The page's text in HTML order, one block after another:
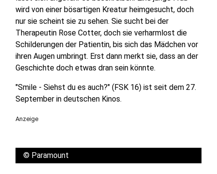
wird von einer bösartigen Kreatur heimgesucht, doch
nur sie scheint sie zu sehen. Sie sucht bei der
Therapeutin Rose Cotter, doch sie verharmlost die
Schilderungen der Patientin, bis sich das Mädchen vor
ihren Augen umbringt. Erst dann merkt sie, dass an der
Geschichte doch etwas dran sein könnte.
"Smile - Siehst du es auch?" (FSK 16) ist seit dem 27.
September in deutschen Kinos.
Anzeige
© Paramount